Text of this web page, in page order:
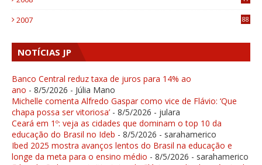
2007 88
NOTÍCIAS JP
Banco Central reduz taxa de juros para 14% ao
ano - 8/5/2026 - Júlia Mano
Michelle comenta Alfredo Gaspar como vice de Flávio: ‘Que
chapa possa ser vitoriosa’ - 8/5/2026 - julara
Ceará em 1º: veja as cidades que dominam o top 10 da
educação do Brasil no Ideb - 8/5/2026 - sarahamerico
Ibed 2025 mostra avanços lentos do Brasil na educação e
longe da meta para o ensino médio - 8/5/2026 - sarahamerico